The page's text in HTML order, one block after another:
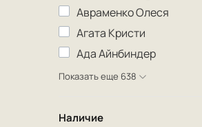
Авраменко Олеся
Агата Кристи
Ада Айнбиндер
Показать еще 638
Наличие